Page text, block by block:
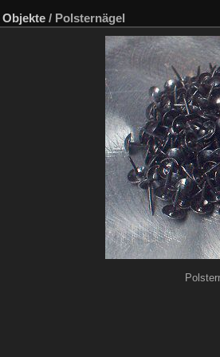
Objekte / Polsternägel